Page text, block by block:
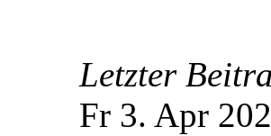
Letzter
Fr 3. Apr